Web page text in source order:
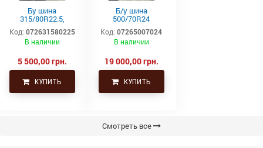
Бу шина
315/80R22.5,
315/80Р22.5,
315х80R22.5,
315.80R22.5
ведущая
Код: 072631580225
В наличии
5 500,00 грн.
КУПИТЬ
Б/у шина
500/70R24
(19.5L24)
Trelleborg
Код: 07265007024
В наличии
19 000,00 грн.
КУПИТЬ
Смотреть все